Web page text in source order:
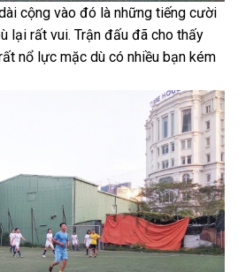
cộng vào đó là những tiếng cười
lại rất vui. Trận đấu đã cho thấy
nổ lực mặc dù có nhiều bạn kém